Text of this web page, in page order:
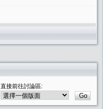
直接前往討論區: